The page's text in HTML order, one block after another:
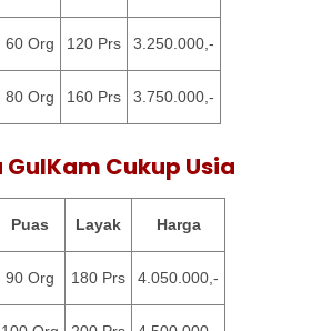
60 Org 120 Prs 3.250.000,-
80 Org 160 Prs 3.750.000,-
GulKam Cukup Usia
Puas Layak Harga
90 Org 180 Prs 4.050.000,-